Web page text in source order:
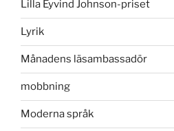
Lilla Eyvind Johnson-priset
Lyrik
Månadens läsambassadör
mobbning
Moderna språk